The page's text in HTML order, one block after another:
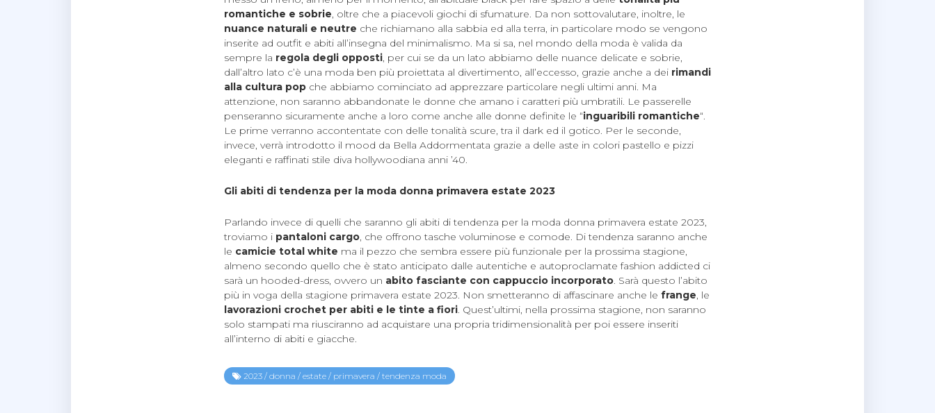
romantiche e sobrie, oltre che a piacevoli giochi di sfumature. Da non sottovalutare, inoltre, le
nuance naturali e neutre che richiamano alla sabbia ed alla terra, in particolare modo se vengono
inserite ad outfit e abiti all’insegna del minimalismo. Ma si sa, nel mondo della moda è valida da
sempre la regola degli opposti, per cui se da un lato abbiamo delle nuance delicate e sobrie,
dall’altro lato c’è una moda ben più proiettata al divertimento, all’eccesso, grazie anche a dei rimandi
alla cultura pop che abbiamo cominciato ad apprezzare particolare negli ultimi anni. Ma
attenzione, non saranno abbandonate le donne che amano i caratteri più umbratili. Le passerelle
penseranno sicuramente anche a loro come anche alle donne definite le “inguaribili romantiche“.
Le prime verranno accontentate con delle tonalità scure, tra il dark ed il gotico. Per le seconde,
invece, verrà introdotto il mood da Bella Addormentata grazie a delle aste in colori pastello e pizzi
eleganti e raffinati stile diva hollywoodiana anni ’40.
Gli abiti di tendenza per la moda donna primavera estate 2023
Parlando invece di quelli che saranno gli abiti di tendenza per la moda donna primavera estate 2023,
troviamo i pantaloni cargo, che offrono tasche voluminose e comode. Di tendenza saranno anche
le camicie total white ma il pezzo che sembra essere più funzionale per la prossima stagione,
almeno secondo quello che è stato anticipato dalle autentiche e autoproclamate fashion addicted ci
sarà un hooded-dress, ovvero un abito fasciante con cappuccio incorporato. Sarà questo l’abito
più in voga della stagione primavera estate 2023. Non smetteranno di affascinare anche le frange, le
lavorazioni crochet per abiti e le tinte a fiori. Quest’ultimi, nella prossima stagione, non saranno
solo stampati ma riusciranno ad acquistare una propria tridimensionalità per poi essere inseriti
all’interno di abiti e giacche.
2023 / donna / estate / primavera / tendenza moda